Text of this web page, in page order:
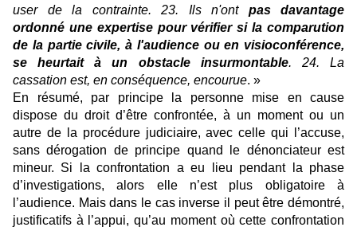
user de la contrainte. 23. Ils n'ont pas davantage
ordonné une expertise pour vérifier si la comparution
de la partie civile, à l'audience ou en visioconférence,
se heurtait à un obstacle insurmontable. 24. La
cassation est, en conséquence, encourue. »
En résumé, par principe la personne mise en cause
dispose du droit d’être confrontée, à un moment ou un
autre de la procédure judiciaire, avec celle qui l’accuse,
sans dérogation de principe quand le dénonciateur est
mineur. Si la confrontation a eu lieu pendant la phase
d’investigations, alors elle n’est plus obligatoire à
l’audience. Mais dans le cas inverse il peut être démontré,
justificatifs à l’appui, qu’au moment où cette confrontation